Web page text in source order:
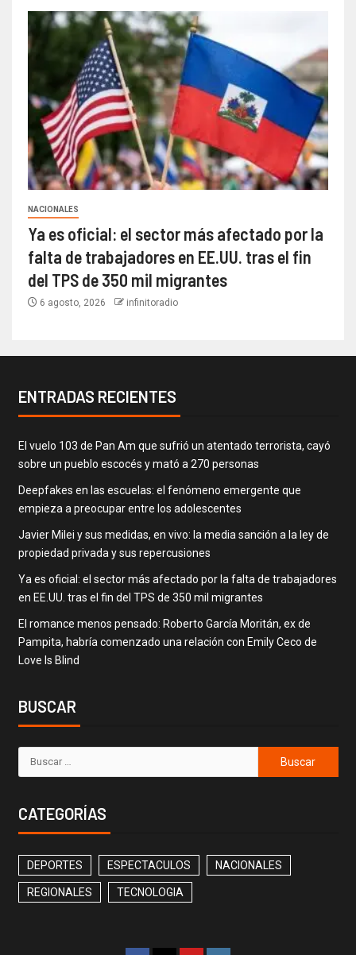
NACIONALES
Ya es oficial: el sector más afectado por la
falta de trabajadores en EE.UU. tras el fin
del TPS de 350 mil migrantes
6 agosto, 2026 infinitoradio
ENTRADAS RECIENTES
El vuelo 103 de Pan Am que sufrió un atentado terrorista, cayó
sobre un pueblo escocés y mató a 270 personas
Deepfakes en las escuelas: el fenómeno emergente que
empieza a preocupar entre los adolescentes
Javier Milei y sus medidas, en vivo: la media sanción a la ley de
propiedad privada y sus repercusiones
Ya es oficial: el sector más afectado por la falta de trabajadores
en EE.UU. tras el fin del TPS de 350 mil migrantes
El romance menos pensado: Roberto García Moritán, ex de
Pampita, habría comenzado una relación con Emily Ceco de
Love Is Blind
BUSCAR
CATEGORÍAS
DEPORTES ESPECTACULOS NACIONALES
REGIONALES TECNOLOGIA